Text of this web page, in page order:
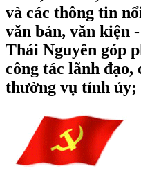
và các thông tin
văn bản, văn kiện
Thái Nguyên góp
công tác lãnh đạo,
thường vụ tỉnh ủy;